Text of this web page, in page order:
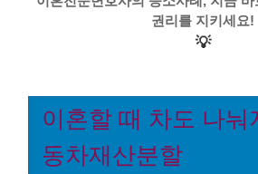
권리를 지키세요!
💡
이혼할 때 차도 나눠
동차재산분할